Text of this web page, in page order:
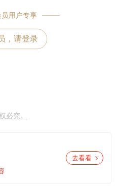
⽤户专享
，请登录
必究。
去看看